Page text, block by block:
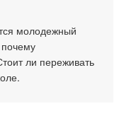
молодежный
ли переживать